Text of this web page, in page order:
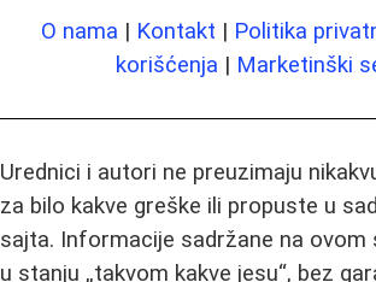
O nama | Kontakt | Politika
korišćenja | Marketinški
Urednici i autori ne preuzimaju
za bilo kakve greške ili propuste u
sajta. Informacije sadržane na ovom
u stanju „takvom kakve jesu“, bez